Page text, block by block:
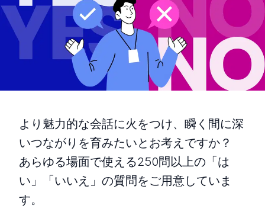
より魅力的な会話に火をつけ、瞬く間に深
いつながりを育みたいとお考えですか？
あらゆる場面で使える250問以上の「は
い」「いいえ」の質問をご用意していま
す。